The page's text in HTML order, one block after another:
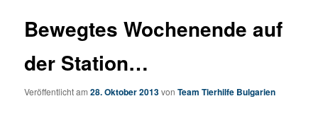
Bewegtes Wochenende auf
der Station…
Veröffentlicht am28. Oktober 2013vonTeam Tierhilfe Bulgarien